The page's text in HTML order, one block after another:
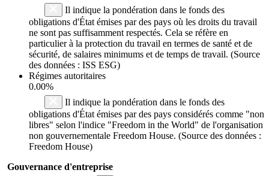
Il indique la pondération dans le fonds des
obligations d'État émises par des pays où les droits du travail
ne sont pas suffisamment respectés. Cela se réfère en
particulier à la protection du travail en termes de santé et de
sécurité, de salaires minimums et de temps de travail. (Source
des données : ISS ESG)
Régimes autoritaires
0.00%
Il indique la pondération dans le fonds des
obligations d'État émises par des pays considérés comme "non
libres" selon l'indice "Freedom in the World" de l'organisation
non gouvernementale Freedom House. (Source des données :
Freedom House)
Gouvernance d'entreprise